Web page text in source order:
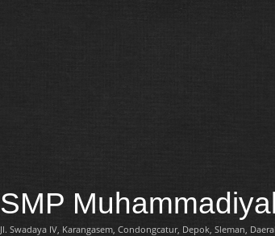
SMP
Jl. Swadaya IV, Karangasem, Condongcatur, Depok, Sleman,